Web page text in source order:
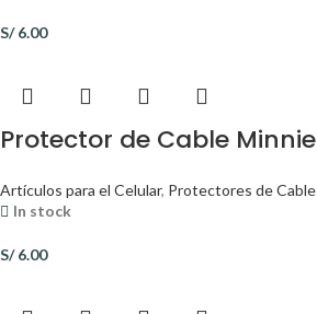
S/6.00
Protector de Cable Minnie
Artículos para el Celular, Protectores de Cable
In stock
S/6.00